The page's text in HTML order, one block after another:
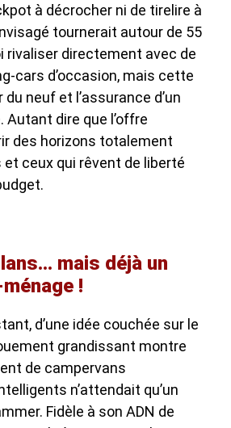
à décrocher ni de tirelire à
tournerait autour de 55
rivaliser directement avec de
cars d’occasion, mais cette
neuf et l’assurance d’un
Autant dire que l’offre
des horizons totalement
et ceux qui rêvent de liberté
mais déjà un
!
d’une idée couchée sur le
grandissant montre
de campervans
n’attendait qu’un
Fidèle à son ADN de